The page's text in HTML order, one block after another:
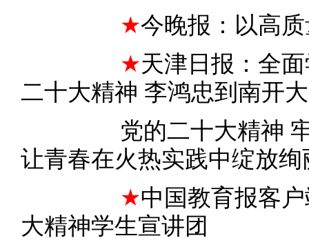
★今晚报：以高
★天津日报：全
二十大精神 李鸿忠到南开
党的二十大精神
让青春在火热实践中绽放绚
★中国教育报客
大精神学生宣讲团